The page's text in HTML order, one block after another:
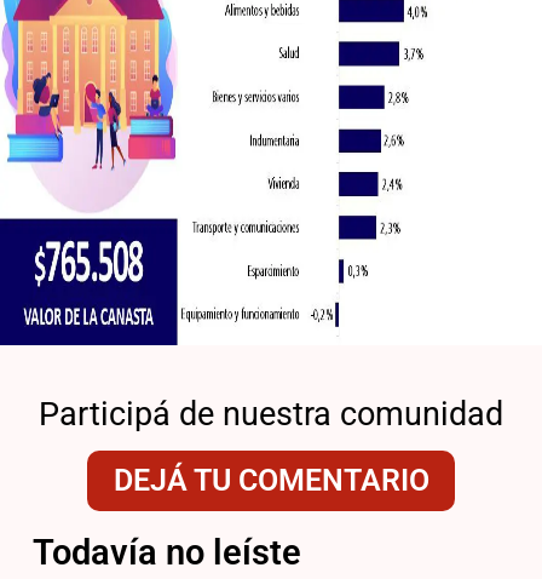
Participá de nuestra comunidad
DEJÁ TU COMENTARIO
Todavía no leíste